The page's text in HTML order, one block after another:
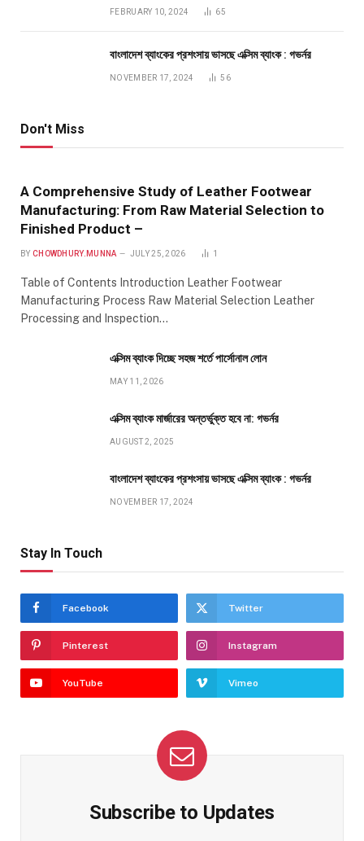
FEBRUARY 10, 2024 65
বাংলাদেশ ব্যাংকের প্রশংসায় ভাসছে এক্সিম ব্যাংক : গভর্নর
NOVEMBER 17, 2024 56
Don't Miss
A Comprehensive Study of Leather Footwear
Manufacturing: From Raw Material Selection to
Finished Product –
BY CHOWDHURY.MUNNA JULY 25, 2026 1
Table of Contents Introduction Leather Footwear
Manufacturing Process Raw Material Selection Leather
Processing and Inspection…
এক্সিম ব্যাংক দিচ্ছে সহজ শর্তে পার্সোনাল লোন
MAY 11, 2026
এক্সিম ব্যাংক মার্জারের অন্তর্ভুক্ত হবে না: গভর্নর
AUGUST 2, 2025
বাংলাদেশ ব্যাংকের প্রশংসায় ভাসছে এক্সিম ব্যাংক : গভর্নর
NOVEMBER 17, 2024
Stay In Touch
Facebook Twitter
Pinterest Instagram
YouTube Vimeo
Subscribe to Updates